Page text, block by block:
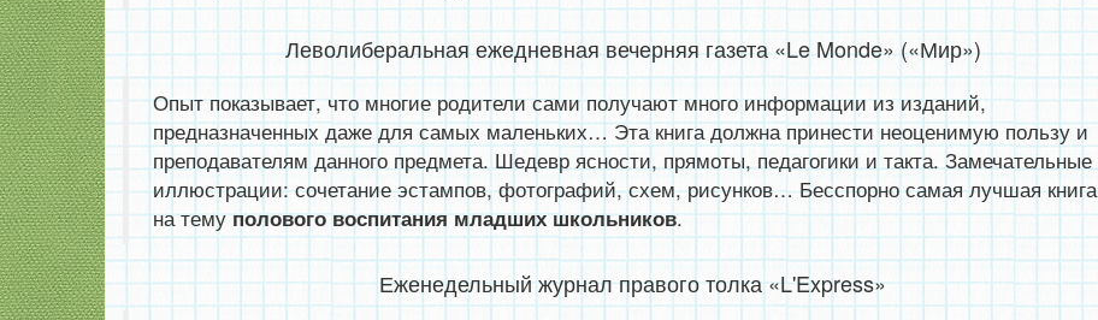
Леволиберальная ежедневная вечерняя газета «Le Monde» («Мир»)
Опыт показывает, что многие родители сами получают много информации из изданий,
предназначенных даже для самых маленьких… Эта книга должна принести неоценимую пользу и
преподавателям данного предмета. Шедевр ясности, прямоты, педагогики и такта. Замечательные
иллюстрации: сочетание эстампов, фотографий, схем, рисунков… Бесспорно самая лучшая книга
на тему полового воспитания младших школьников.
Еженедельный журнал правого толка «L'Express»